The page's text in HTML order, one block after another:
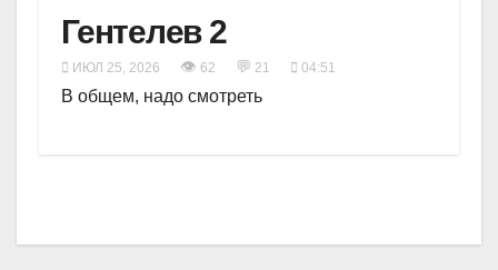
Гентелев 2
ИЮЛ 25, 2026 👁 62 💬 21 04:51
В общем, надо смотреть